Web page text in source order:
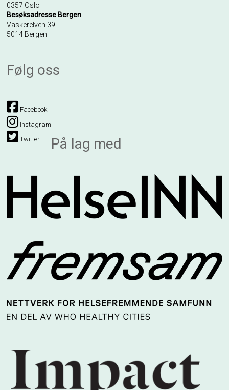
0357 Oslo
Besøksadresse Bergen
Vaskerelven 39
5014 Bergen
Følg oss
Facebook
Instagram
Twitter
På lag med